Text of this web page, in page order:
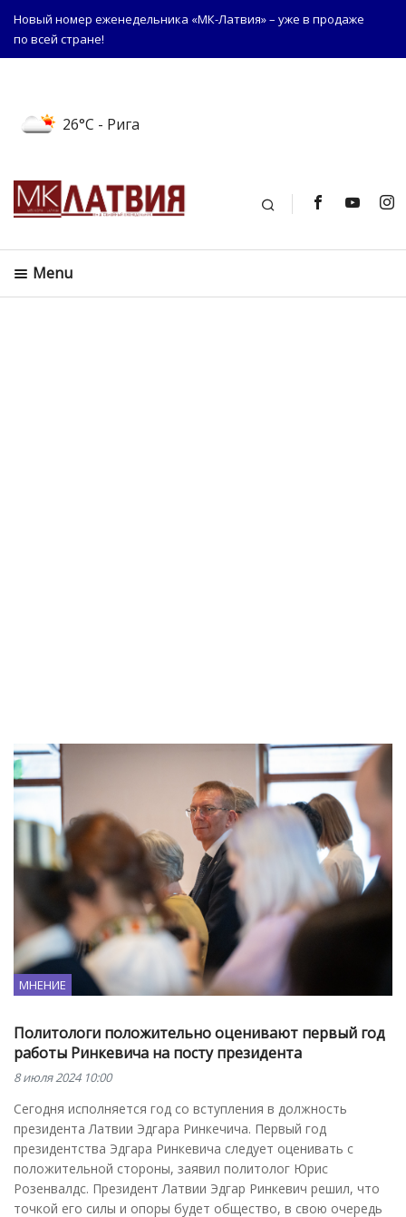
Новый номер еженедельника «МК-Латвия» – уже в продаже
по всей стране!
26°C - Рига
Поиск
Menu
МНЕНИЕ
Политологи положительно оценивают первый год
работы Ринкевича на посту президента
8 июля 2024 10:00
Сегодня исполняется год со вступления в должность
президента Латвии Эдгара Ринкечича. Первый год
президентства Эдгара Ринкевича следует оценивать с
положительной стороны, заявил политолог Юрис
Розенвалдс. Президент Латвии Эдгар Ринкевич решил, что
точкой его силы и опоры будет общество, в свою очередь